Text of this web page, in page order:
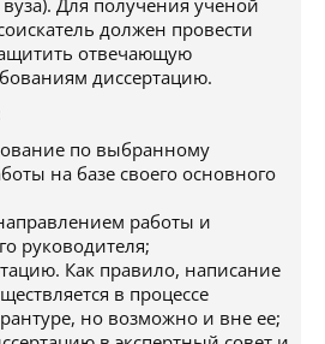
Для получения ученой
должен провести
отвечающую
диссертацию.
по выбранному
на базе своего основного
работы и
руководителя;
Как правило, написание
в процессе
но возможно и вне ее;